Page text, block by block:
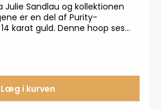
Julie Sandlau og kollektionen
er en del af Purity-
karat guld. Denne hoop ses
diament.
Læg i kurven